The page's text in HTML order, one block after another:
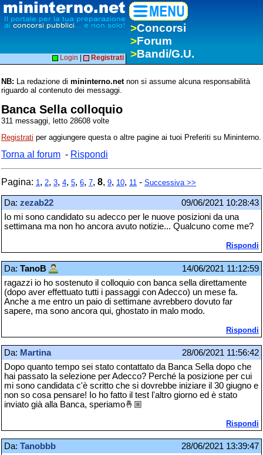
>Concorsi
>Forum
>Bandi/G.U.
Login Registrati
NB: La redazione di mininterno.netnon si assume alcuna responsabilità
riguardo al contenuto dei messaggi.
Banca Sella colloquio
311 messaggi, letto 28608 volte
Registrati per aggiungere questa o altre pagine ai tuoi Preferiti su Mininterno.
Torna al forum - Rispondi
Pagina: 1 , 2, 3, 4, 5, 6, 7, 8, 9, 10, 11 - Successiva >>
Da: zezab22
09/06/2021 10:28:43
Io mi sono candidato su adecco per le nuove posizioni da una
settimana ma non ho ancora avuto notizie... Qualcuno come me?
Rispondi
Da: TanoB
14/06/2021 11:12:59
ragazzi io ho sostenuto il colloquio con banca sella direttamente
(dopo aver effettuato tutti i passaggi con Adecco) un mese fa.
Anche a me entro un paio di settimane avrebbero dovuto far
sapere, ma sono ancora qui, ghostato in malo modo.
Rispondi
Da: Martina
28/06/2021 11:56:42
Dopo quanto tempo sei stato contattato da Banca Sella dopo che
hai passato la selezione per Adecco? Perché la posizione per cui
mi sono candidata c'è scritto che si dovrebbe iniziare il 30 giugno e
non so cosa pensare! Io ho fatto il test l'altro giorno ed è stato
inviato già alla Banca, speriamo🤞🏼
Rispondi
Da: Tanobbb
28/06/2021 13:39:47